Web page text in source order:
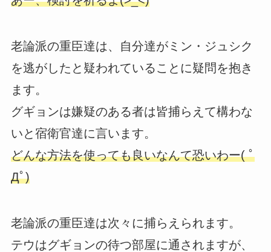
老論派の重臣達は、自分達がミン・ジュシク
を逃がしたと疑われていることに疑問を抱き
ます。
グギョンは嫌疑のある者は皆捕らえて構わな
いと宿衛官達に言います。
どんな方法を使っても良いなんて恐いわー( ﾟ
Дﾟ)
老論派の重臣達は次々に捕らえられます。
テウはグギョンの待つ部屋に通されますが、